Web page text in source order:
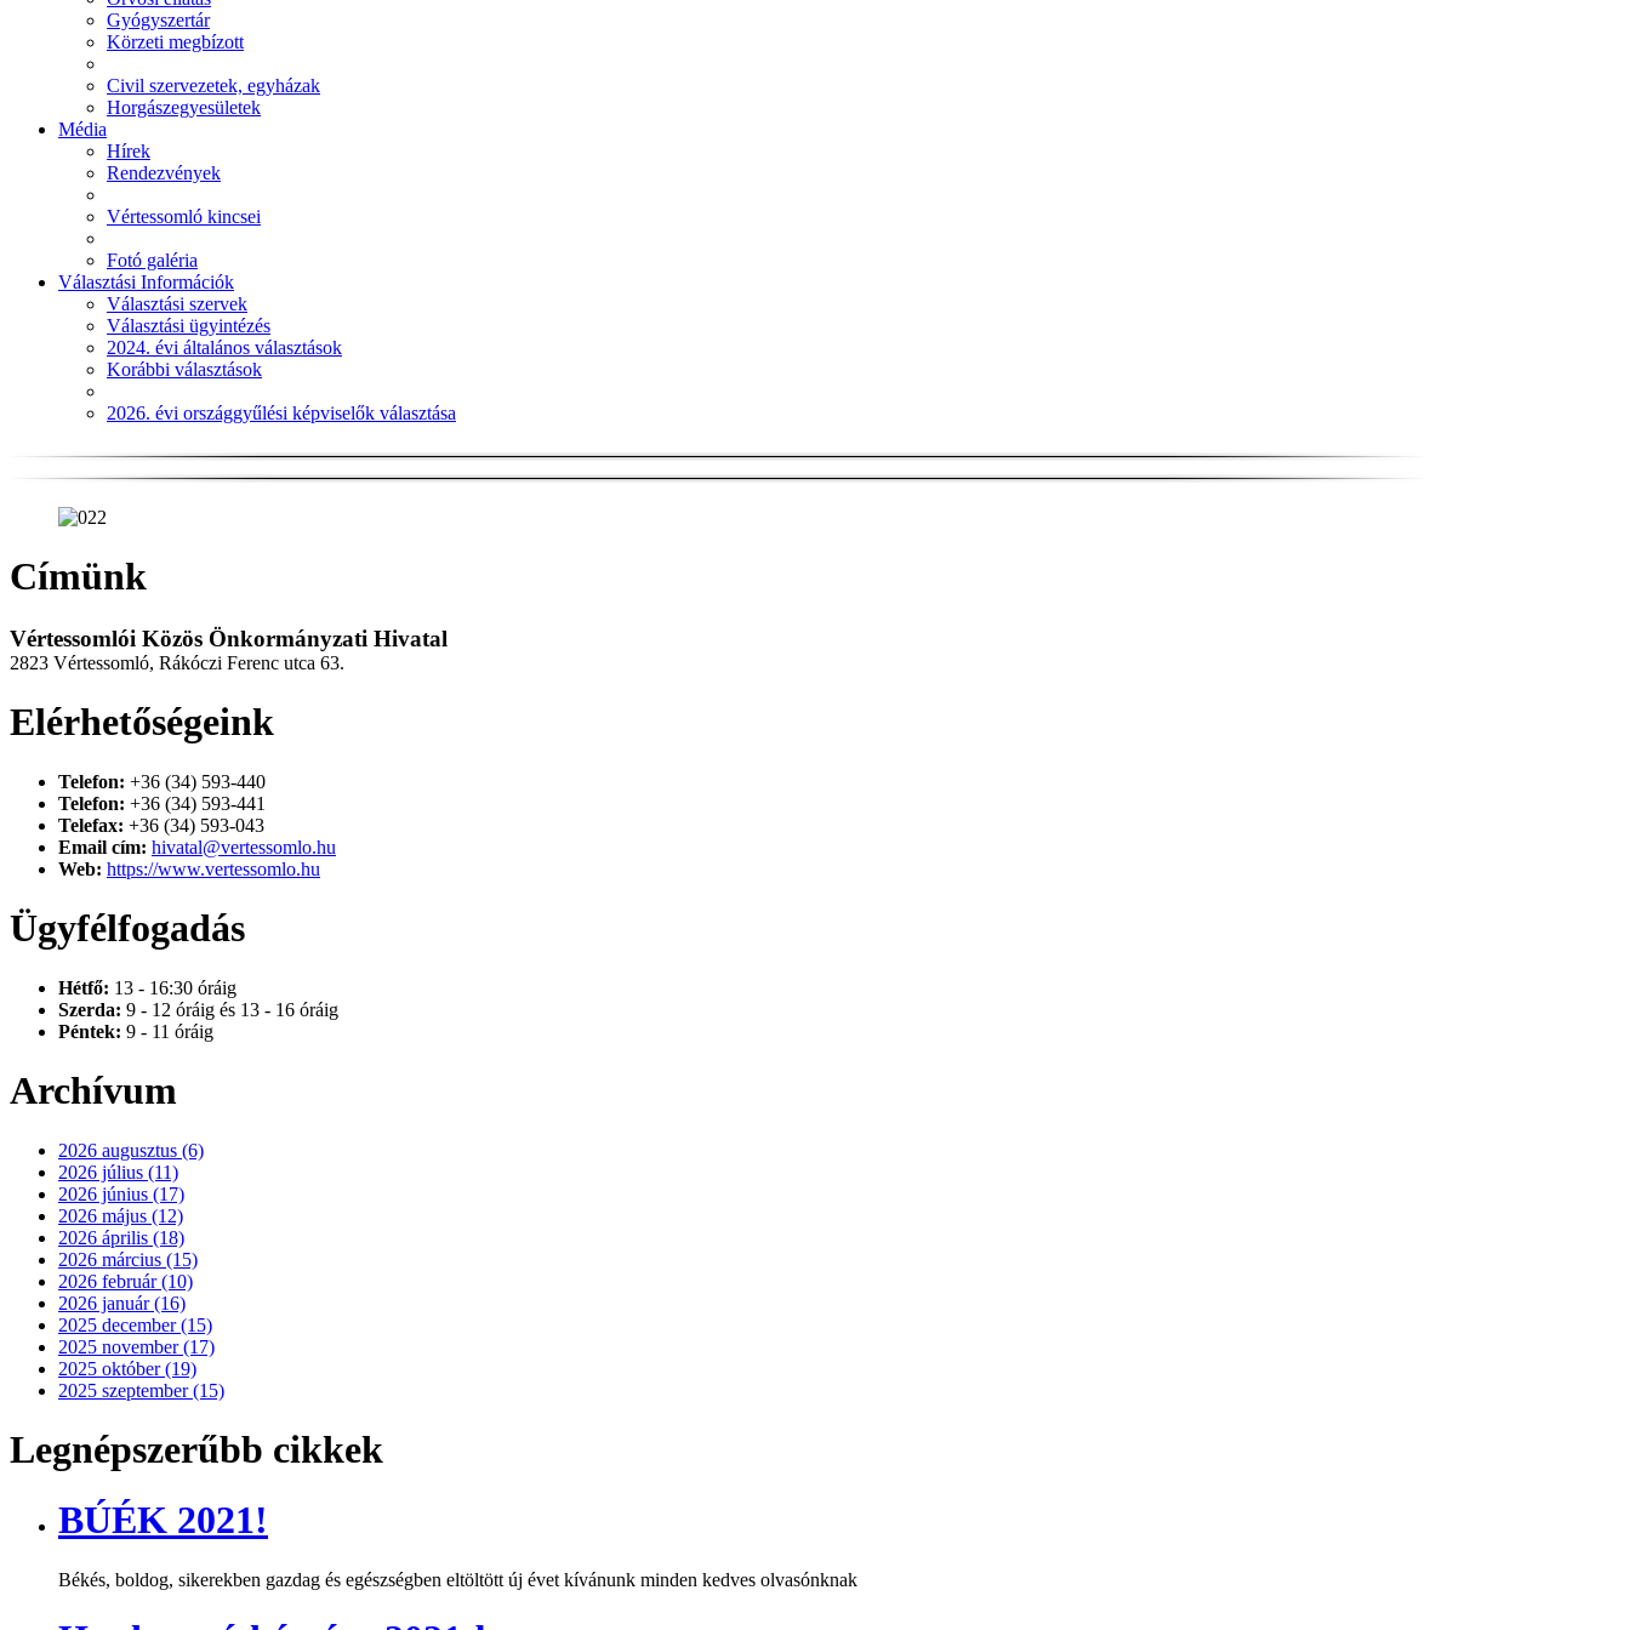
Gyógyszertár
Körzeti megbízott
Civil szervezetek, egyházak
Horgászegyesületek
Média
Hírek
Rendezvények
Vértessomló kincsei
Fotó galéria
Választási Információk
Választási szervek
Választási ügyintézés
2024. évi általános választások
Korábbi választások
2026. évi országgyűlési képviselők választása
Címünk
Vértessomlói Közös Önkormányzati Hivatal
2823 Vértessomló, Rákóczi Ferenc utca 63.
Elérhetőségeink
Telefon: +36 (34) 593-440
Telefon: +36 (34) 593-441
Telefax: +36 (34) 593-043
Email cím: hivatal@vertessomlo.hu
Web: https://www.vertessomlo.hu
Ügyfélfogadás
Hétfő: 13 - 16:30 óráig
Szerda: 9 - 12 óráig és 13 - 16 óráig
Péntek: 9 - 11 óráig
Archívum
2026 augusztus (6)
2026 július (11)
2026 június (17)
2026 május (12)
2026 április (18)
2026 március (15)
2026 február (10)
2026 január (16)
2025 december (15)
2025 november (17)
2025 október (19)
2025 szeptember (15)
Legnépszerűbb cikkek
BÚÉK 2021!
Békés, boldog, sikerekben gazdag és egészségben eltöltött új évet kívánunk minden kedves olvasónknak